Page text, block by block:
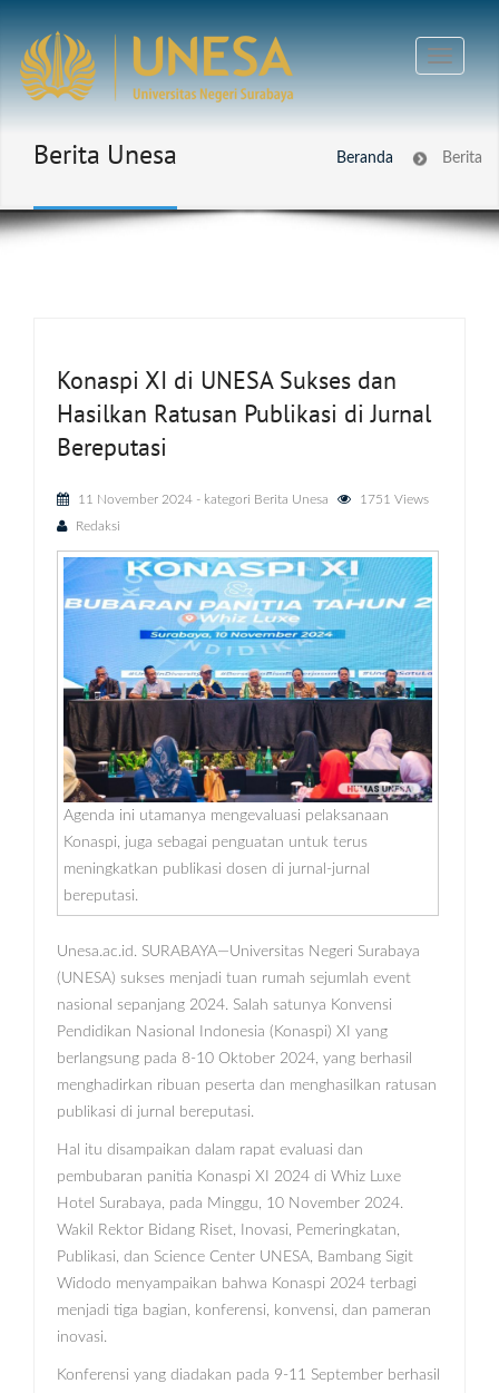
Berita Unesa Beranda Berita
Konaspi XI di UNESA Sukses dan
Hasilkan Ratusan Publikasi di Jurnal
Bereputasi
11 November 2024 - kategori Berita Unesa
1751 Views
Redaksi
Agenda ini utamanya mengevaluasi pelaksanaan
Konaspi, juga sebagai penguatan untuk terus
meningkatkan publikasi dosen di jurnal-jurnal
bereputasi.
Unesa.ac.id. SURABAYA—Universitas Negeri Surabaya
(UNESA) sukses menjadi tuan rumah sejumlah event
nasional sepanjang 2024. Salah satunya Konvensi
Pendidikan Nasional Indonesia (Konaspi) XI yang
berlangsung pada 8-10 Oktober 2024, yang berhasil
menghadirkan ribuan peserta dan menghasilkan ratusan
publikasi di jurnal bereputasi.
Hal itu disampaikan dalam rapat evaluasi dan
pembubaran panitia Konaspi XI 2024 di Whiz Luxe
Hotel Surabaya, pada Minggu, 10 November 2024.
Wakil Rektor Bidang Riset, Inovasi, Pemeringkatan,
Publikasi, dan Science Center UNESA, Bambang Sigit
Widodo menyampaikan bahwa Konaspi 2024 terbagi
menjadi tiga bagian, konferensi, konvensi, dan pameran
inovasi.
Konferensi yang diadakan pada 9-11 September berhasil